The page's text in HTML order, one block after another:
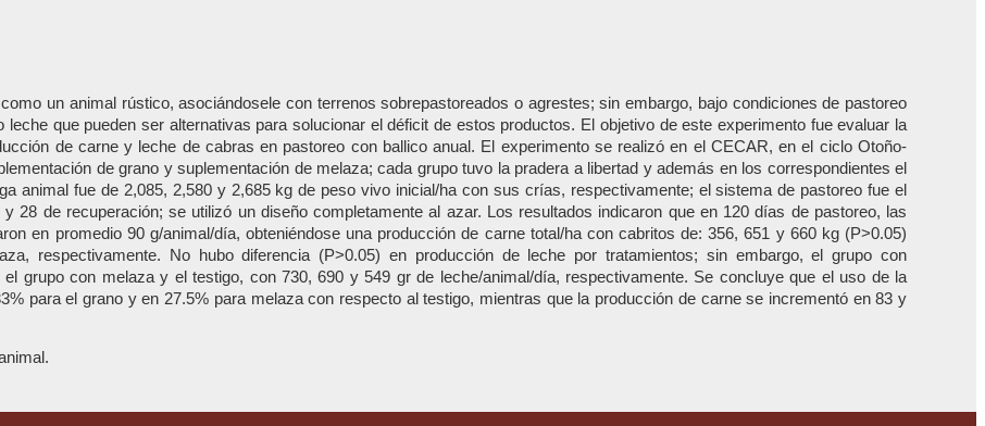
un animal rústico, asociándosele con terrenos sobrepastoreados o agrestes; sin embargo, bajo condiciones de pastoreo
que pueden ser alternativas para solucionar el déficit de estos productos. El objetivo de este experimento fue evaluar la
de carne y leche de cabras en pastoreo con ballico anual. El experimento se realizó en el CECAR, en el ciclo Otoño-
de grano y suplementación de melaza; cada grupo tuvo la pradera a libertad y además en los correspondientes el
animal fue de 2,085, 2,580 y 2,685 kg de peso vivo inicial/ha con sus crías, respectivamente; el sistema de pastoreo fue el
28 de recuperación; se utilizó un diseño completamente al azar. Los resultados indicaron que en 120 días de pastoreo, las
en promedio 90 g/animal/día, obteniéndose una producción de carne total/ha con cabritos de: 356, 651 y 660 kg (P>0.05)
respectivamente. No hubo diferencia (P>0.05) en producción de leche por tratamientos; sin embargo, el grupo con
grupo con melaza y el testigo, con 730, 690 y 549 gr de leche/animal/día, respectivamente. Se concluye que el uso de la
para el grano y en 27.5% para melaza con respecto al testigo, mientras que la producción de carne se incrementó en 83 y